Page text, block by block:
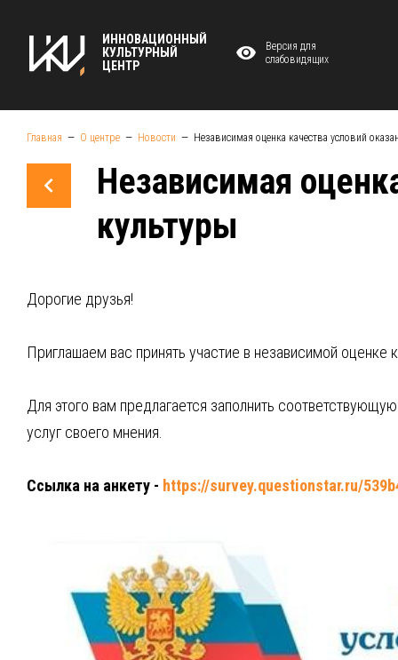
ИННОВАЦИОННЫЙ
КУЛЬТУРНЫЙ
ЦЕНТР
Версия для
слабовидящих
Главная О центре Новости Независимая оценка качества условий
Независимая
культуры
Дорогие друзья!
⁣Приглашаем вас принять участие в независимой
Для этого вам предлагается заполнить
услуг своего мнения.
Ссылка на анкету - https://survey.questionstar.ru/